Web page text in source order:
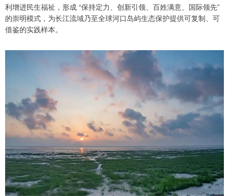
利增进民生福祉，形成 “保持定力、创新引领、百姓满意、国际领先”
的崇明模式，为长江流域乃至全球河口岛屿生态保护提供可复制、可
借鉴的实践样本。